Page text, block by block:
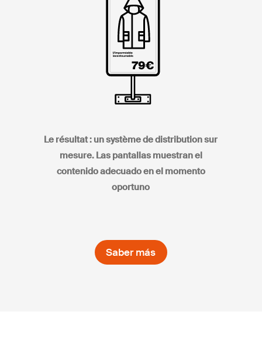
Le résultat : un système de distribution sur
mesure. Las pantallas muestran el
contenido adecuado en el momento
oportuno
Saber más